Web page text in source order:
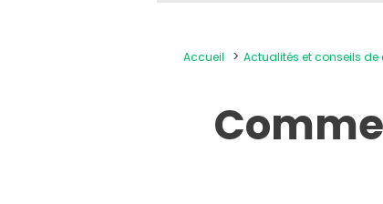
Accueil Actualités et conseils de